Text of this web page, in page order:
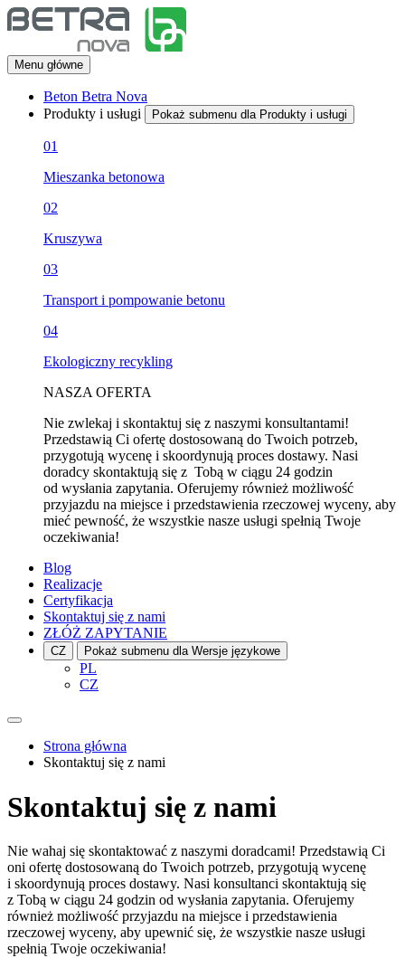
Menu główne
Beton Betra Nova
Produkty i usługi
Pokaż submenu dla Produkty i usługi
01
Mieszanka betonowa
02
Kruszywa
03
Transport i pompowanie betonu
04
Ekologiczny recykling
NASZA OFERTA
Nie zwlekaj i skontaktuj się z naszymi konsultantami!
Przedstawią Ci ofertę dostosowaną do Twoich potrzeb,
przygotują wycenę i skoordynują proces dostawy. Nasi
doradcy skontaktują się z Tobą w ciągu 24 godzin
od wysłania zapytania. Oferujemy również możliwość
przyjazdu na miejsce i przedstawienia rzeczowej wyceny, aby
mieć pewność, że wszystkie nasze usługi spełnią Twoje
oczekiwania!
Blog
Realizacje
Certyfikacja
Skontaktuj się z nami
ZŁÓŻ ZAPYTANIE
CZ Pokaż submenu dla Wersje językowe
PL
CZ
Strona główna
Skontaktuj się z nami
Skontaktuj się z nami
Nie wahaj się skontaktować z naszymi doradcami! Przedstawią Ci
oni ofertę dostosowaną do Twoich potrzeb, przygotują wycenę
i skoordynują proces dostawy. Nasi konsultanci skontaktują się
z Tobą w ciągu 24 godzin od wysłania zapytania. Oferujemy
również możliwość przyjazdu na miejsce i przedstawienia
rzeczowej wyceny, aby upewnić się, że wszystkie nasze usługi
spełnią Twoje oczekiwania!